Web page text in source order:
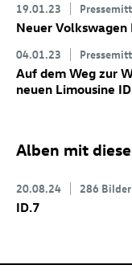
19.01.23
Neuer Volkswagen
04.01.23
Auf dem Weg zur
neuen Limousine
Alben mit
20.08.24 286 Bilder
ID.7